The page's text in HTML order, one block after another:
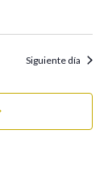
Siguiente día